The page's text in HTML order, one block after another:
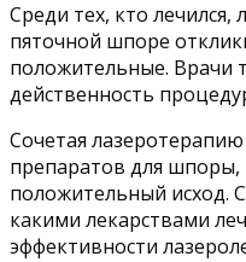
Среди тех, кто лечился,
пяточной шпоре
положительные. Врачи
действенность
Сочетая
препаратов для шпоры,
положительный исход.
какими лекарствами
эффективности